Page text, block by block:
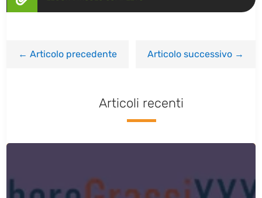
←Articolo precedente Articolo successivo→
Articoli recenti